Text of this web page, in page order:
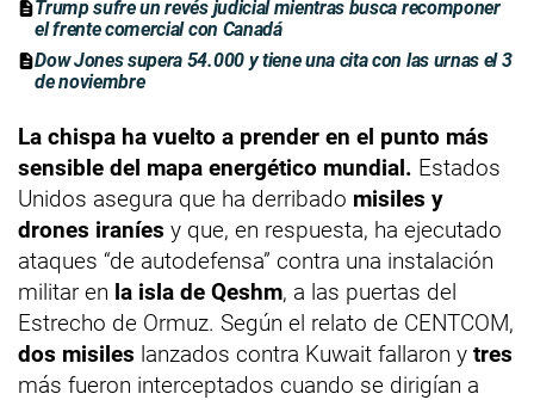
Trump sufre un revés judicial mientras busca recomponer
el frente comercial con Canadá
Dow Jones supera 54.000 y tiene una cita con las urnas el 3
de noviembre
La chispa ha vuelto a prender en el punto más
sensible del mapa energético mundial. Estados
Unidos asegura que ha derribado misiles y
drones iraníes y que, en respuesta, ha ejecutado
ataques “de autodefensa” contra una instalación
militar en la isla de Qeshm, a las puertas del
Estrecho de Ormuz. Según el relato de CENTCOM,
dos misiles lanzados contra Kuwait fallaron y tres
más fueron interceptados cuando se dirigían a